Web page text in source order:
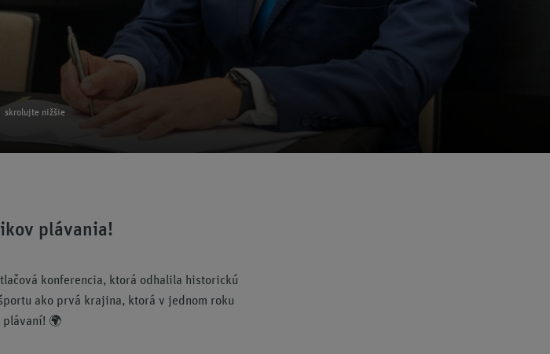
skrolujte nižšie
plávania!
konferencia, ktorá odhalila historickú
ako prvá krajina, ktorá v jednom roku
plávaní! 🌍